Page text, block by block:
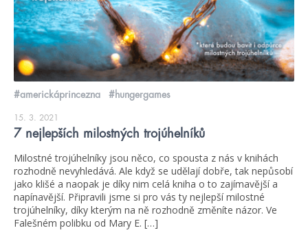
#americkáprincezna #hungergames
15. 3. 2021
7 nejlepších milostných trojúhelníků
Milostné trojúhelníky jsou něco, co spousta z nás v knihách
rozhodně nevyhledává. Ale když se udělají dobře, tak nepůsobí
jako klišé a naopak je díky nim celá kniha o to zajímavější a
napínavější. Připravili jsme si pro vás ty nejlepší milostné
trojúhelníky, díky kterým na ně rozhodně změníte názor. Ve
Falešném polibku od Mary E. […]